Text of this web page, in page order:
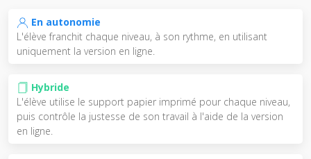
En autonomie
L'élève franchit chaque niveau, à son rythme, en utilisant
uniquement la version en ligne.
Hybride
L'élève utilise le support papier imprimé pour chaque niveau,
puis contrôle la justesse de son travail à l'aide de la version
en ligne.